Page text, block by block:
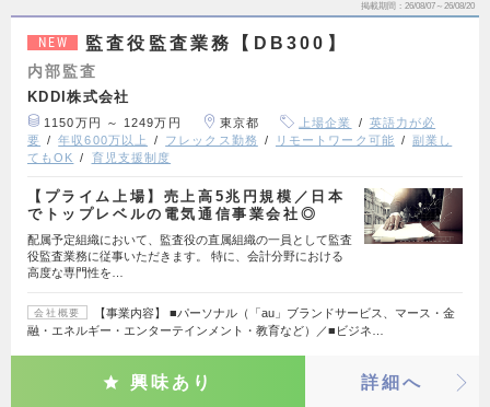
掲載期間 26/08/07～26/08/20
NEW 監査役監査業務【DB300】
内部監査
KDDI株式会社
1150万円 ～ 1249万円 東京都 上場企業
英語力が必
要
年収600万以上 フレックス勤務 リモートワーク可能
副業し
てもOK
育児支援制度
【プライム上場】売上高5兆円規模／日本
でトップレベルの電気通信事業会社◎
配属予定組織において、監査役の直属組織の一員として監査
役監査業務に従事いただきます。 特に、会計分野における
高度な専門性を…
会社概要
【事業内容】 ■パーソナル（「au」ブランドサービス、マース・金
融・エネルギー・エンターテインメント・教育など）／■ビジネ…
興味あり 詳細へ